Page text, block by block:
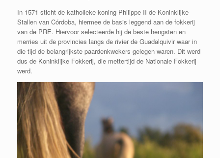
In 1571 sticht de katholieke koning Philippe II de Koninklijke
Stallen van Córdoba, hiermee de basis leggend aan de fokkerij
van de PRE. Hiervoor selecteerde hij de beste hengsten en
merries uit de provincies langs de rivier de Guadalquivir waar in
die tijd de belangrijkste paardenkwekers gelegen waren. Dit werd
dus de Koninklijke Fokkerij, die mettertijd de Nationale Fokkerij
werd.